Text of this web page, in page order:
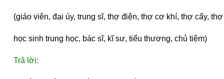
(giáo viên, đại úy, trung sĩ, thợ điện, thợ cơ khí, thợ cấy,
học sinh trung học, bác sĩ, kĩ sư, tiểu thương, chủ tiệm)
Trả lời: